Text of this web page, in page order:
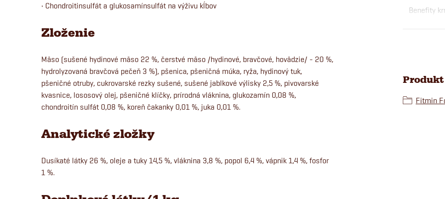
• Chondroitinsulfát a glukosamínsulfát na výživu kĺbov
Zloženie
Mäso (sušené hydinové mäso 22 %, čerstvé mäso /hydinové, bravčové, hovädzie/ - 20 %,
hydrolyzovaná bravčová pečeň 3 %), pšenica, pšeničná múka, ryža, hydinový tuk,
pšeničné otruby, cukrovarské rezky sušené, sušené jablkové výlisky 2,5 %, pivovarské
kvasnice, lososový olej, pšeničné klíčky, prírodná vláknina, glukozamín 0,08 %,
chondroitín sulfát 0,08 %, koreň čakanky 0,01 %, juka 0,01 %.
Analytické zložky
Dusíkaté látky 26 %, oleje a tuky 14,5 %, vláknina 3,8 %, popol 6,4 %, vápnik 1,4 %, fosfor
1 %.
Benefity
Fitmin